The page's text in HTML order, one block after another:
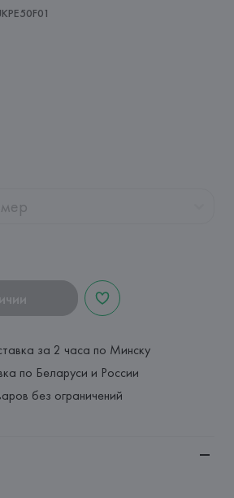
за 2 часа по Минску
по Беларуси и России
без ограничений